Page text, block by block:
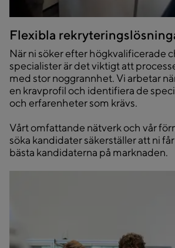
Flexibla
När ni söker efter högkvalificerade
specialister är det viktigt att
med stor noggrannhet. Vi arbetar
en kravprofil och identifiera de
och erfarenheter som krävs.
Vårt omfattande nätverk och vår
söka kandidater säkerställer att ni
bästa kandidaterna på marknaden.